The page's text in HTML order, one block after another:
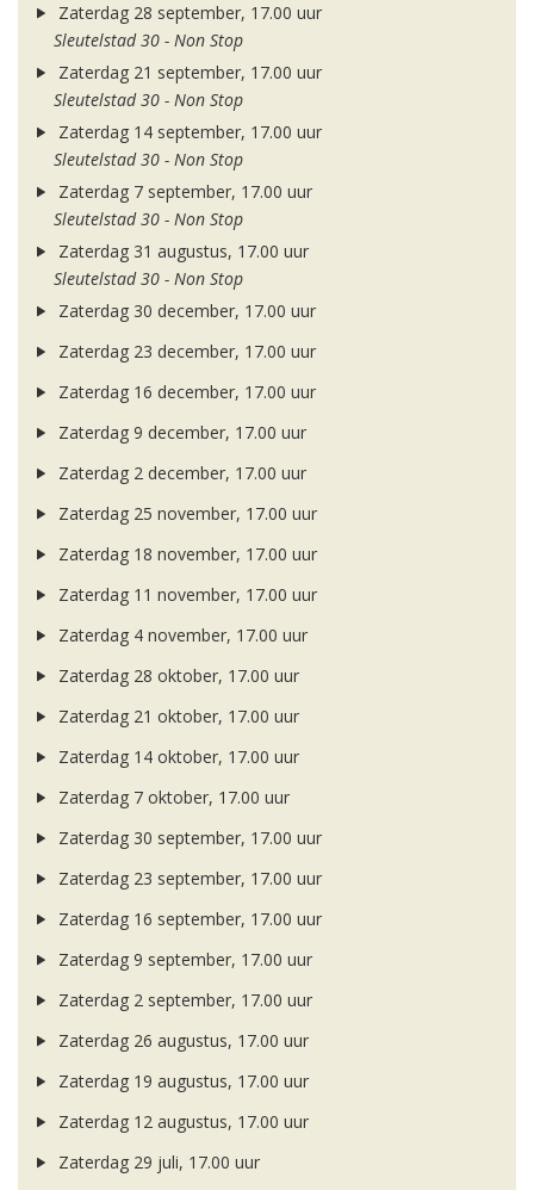
Zaterdag 28 september, 17.00 uur
Sleutelstad 30 - Non Stop
Zaterdag 21 september, 17.00 uur
Sleutelstad 30 - Non Stop
Zaterdag 14 september, 17.00 uur
Sleutelstad 30 - Non Stop
Zaterdag 7 september, 17.00 uur
Sleutelstad 30 - Non Stop
Zaterdag 31 augustus, 17.00 uur
Sleutelstad 30 - Non Stop
Zaterdag 30 december, 17.00 uur
Zaterdag 23 december, 17.00 uur
Zaterdag 16 december, 17.00 uur
Zaterdag 9 december, 17.00 uur
Zaterdag 2 december, 17.00 uur
Zaterdag 25 november, 17.00 uur
Zaterdag 18 november, 17.00 uur
Zaterdag 11 november, 17.00 uur
Zaterdag 4 november, 17.00 uur
Zaterdag 28 oktober, 17.00 uur
Zaterdag 21 oktober, 17.00 uur
Zaterdag 14 oktober, 17.00 uur
Zaterdag 7 oktober, 17.00 uur
Zaterdag 30 september, 17.00 uur
Zaterdag 23 september, 17.00 uur
Zaterdag 16 september, 17.00 uur
Zaterdag 9 september, 17.00 uur
Zaterdag 2 september, 17.00 uur
Zaterdag 26 augustus, 17.00 uur
Zaterdag 19 augustus, 17.00 uur
Zaterdag 12 augustus, 17.00 uur
Zaterdag 29 juli, 17.00 uur